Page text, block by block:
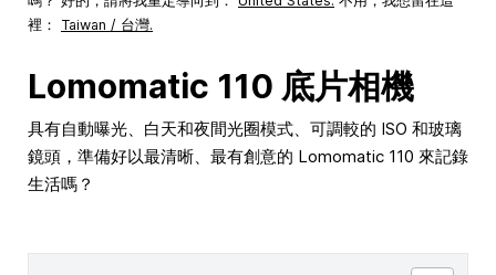
裡： Taiwan / 台灣.
Lomomatic 110 底片相機
具有自動曝光、白天和夜間光圈模式、可調較的 ISO 和玻璃
鏡頭，準備好以最清晰、最有創意的 Lomomatic 110 來記錄
生活嗎？